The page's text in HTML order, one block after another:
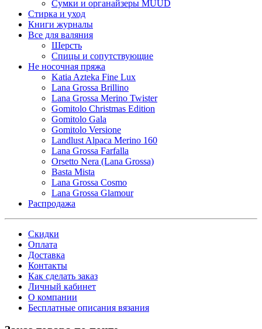
Сумки и органайзеры MUUD
Стирка и уход
Книги журналы
Все для валяния
Шерсть
Спицы и сопутствующие
Не носочная пряжа
Katia Azteka Fine Lux
Lana Grossa Brillino
Lana Grossa Merino Twister
Gomitolo Christmas Edition
Gomitolo Gala
Gomitolo Versione
Landlust Alpaca Merino 160
Lana Grossa Farfalla
Orsetto Nera (Lana Grossa)
Basta Mista
Lana Grossa Cosmo
Lana Grossa Glamour
Распродажа
Скидки
Оплата
Доставка
Контакты
Как сделать заказ
Личный кабинет
О компании
Бесплатные описания вязания